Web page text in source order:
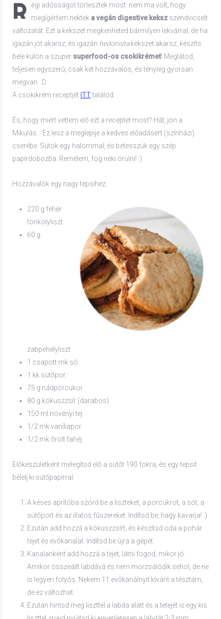
R
égi adósságot törlesztek most: nem ma volt, hogy
megígértem nektek a vegán digestive keksz szendvicselt
változatát. Ezt a kekszet megkenheted bármilyen lekvárral, de ha
igazán jót akarsz, és igazán hedonistakekszet akarsz, készíts
bele külön a szuper superfood-os csokikrémet! Meglátod,
teljesen egyszerű, csak két hozzávalós, és tényleg gyorsan
megvan. :D
A csokikrém receptjét ITTtalálod.
És, hogy miért vettem elő ezt a receptet most? Hát, jön a
Mikulás… Ez lesz a meglepije a kedves előadásért (színházi)
cserébe. Sütök egy halommal, és betesszük egy szép
papírdobozba. Remélem, fog neki örülni! :)
Hozzávalók egy nagy tepsihez:
220 g fehér
tönkölyliszt
60 g
zabpehelyliszt
1 csapott mk só
1 kk sütőpor
75 g nádporcukor
80 g kókuszzsír (darabos)
150 ml növényi tej
1/2 mk vaníliapor
1/2 mk őrölt fahéj
Előkészületként melegítsd elő a sütőt 190 fokra, és egy tepsit
bélelj ki sütőpapírral.
A késes aprítóba szórd be a liszteket, a porcukrot, a sót, a
sütőport és az illatos fűszereket. Indítsd be, hagy kavarja! :)
Ezután add hozzá a kókuszzsírt, és készítsd oda a pohár
tejet és evőkanalat. Indítsd be újra a gépet.
Kanalanként add hozzá a tejet, látni fogod, mikor jó.
Amikor összeállt labdává és nem morzsálódik sehol, de ne
is legyen folyós. Nekem 11 evőkanálnyit kívánt a tésztám,
de ez változhat.
Ezután hintsd meg liszttel a labda alatt és a tetejét is egy kis